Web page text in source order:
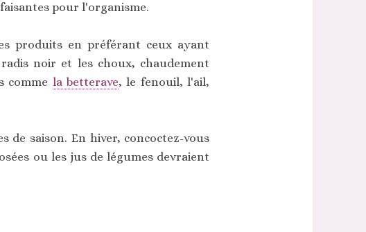
pour l'organisme.
produits en préférant ceux ayant
noir et les choux, chaudement
comme la betterave, le fenouil, l'ail,
de saison. En hiver, concoctez-vous
ou les jus de légumes devraient